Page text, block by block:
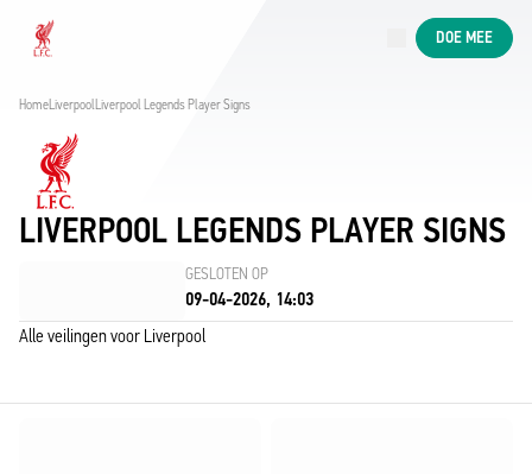
Now live
DOE MEE
HomeLiverpoolLiverpool Legends Player Signs
LIVERPOOL LEGENDS PLAYER SIGNS
GESLOTEN OP
09-04-2026, 14:03
Alle veilingen voor Liverpool